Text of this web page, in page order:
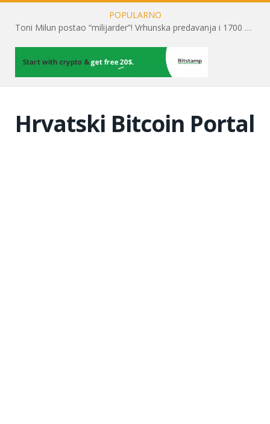
POPULARNO
Toni Milun postao “milijarder”! Vrhunska predavanja i 1700 posjetitelja obilježili su mjesec financijske pismenosti
Hrvatski Bitcoin Portal